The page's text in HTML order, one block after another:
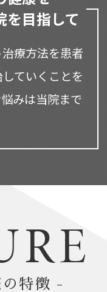
を目指して
療方法を患者
ていくことを
みは当院まで
特徴 -